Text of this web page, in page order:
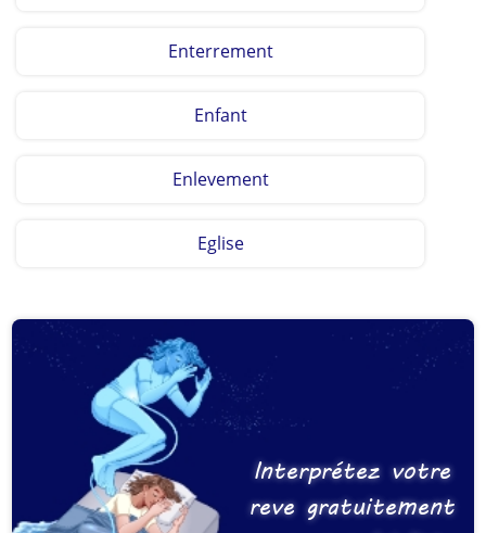
Enterrement
Enfant
Enlevement
Eglise
Interprétez votre
reve gratuitement